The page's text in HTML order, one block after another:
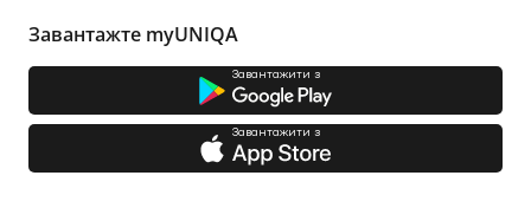
Завантажте myUNIQA
Завантажити з
Завантажити з